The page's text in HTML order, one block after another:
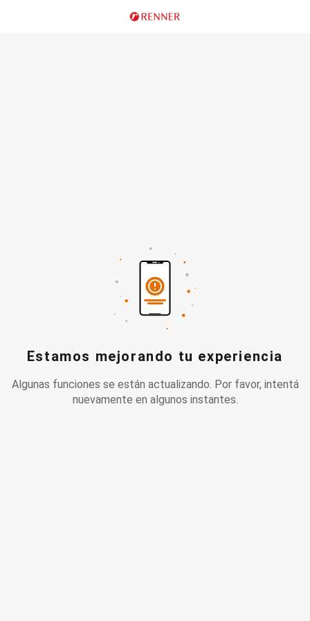
Estamos mejorando tu experiencia
Algunas funciones se están actualizando. Por favor, intentá
nuevamente en algunos instantes.